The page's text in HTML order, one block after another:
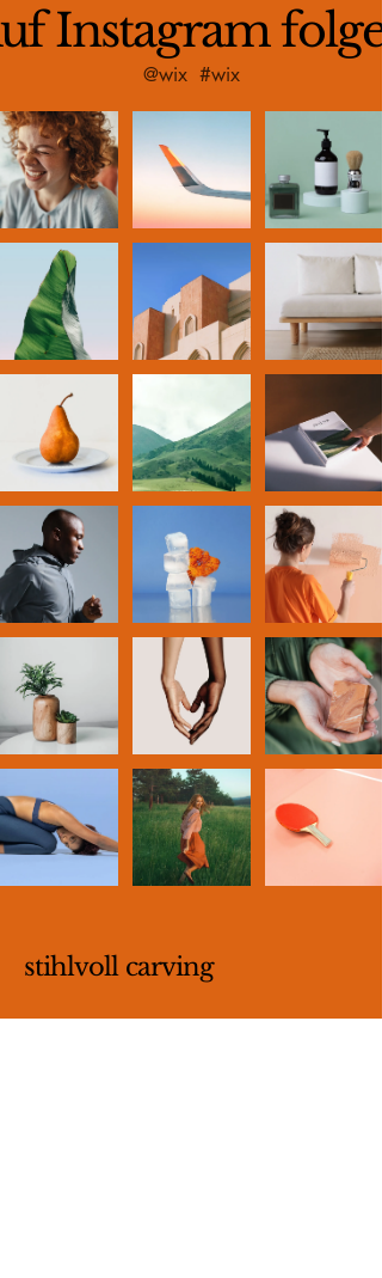
Instagram
#wix
@wix
stihlvoll carving